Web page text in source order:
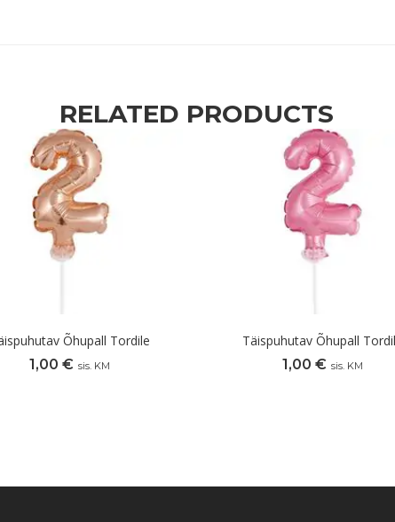
RELATED PRODUCTS
Õhupall Tordile
1,00 € sis. KM
Täispuhutav Õhupall
1,00 € sis. KM